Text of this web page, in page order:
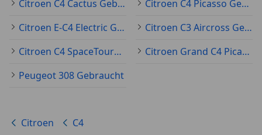
Citroen C4 Cactus Gebraucht
Citroen C4 Picasso Gebraucht
Citroen E-C4 Electric Gebraucht
Citroen C3 Aircross Gebraucht
Citroen C4 SpaceTourer Gebraucht
Citroen Grand C4 Picasso Gebraucht
Peugeot 308 Gebraucht
Citroen C4